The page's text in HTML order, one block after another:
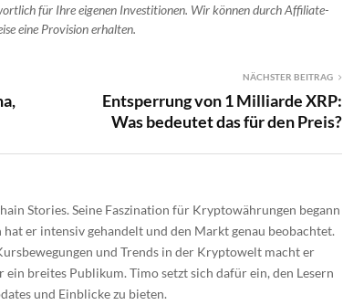
für Ihre eigenen Investitionen. Wir können durch Affiliate-
eine Provision erhalten.
NÄCHSTER BEITRAG
Entsperrung von 1 Milliarde XRP:
Was bedeutet das für den Preis?
Stories. Seine Faszination für Kryptowährungen begann
er intensiv gehandelt und den Markt genau beobachtet.
und Trends in der Kryptowelt macht er
breites Publikum. Timo setzt sich dafür ein, den Lesern
und Einblicke zu bieten.